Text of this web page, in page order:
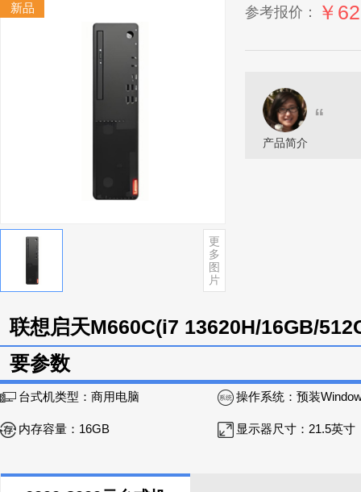
新品
更
多
图
片
参考报价： ￥
产品简介
“
联想启天M660C(i7 13620H/16GB/
要参数
台式机类型： 商用电脑 操作系统： 预装Windows 10 Home
内存容量： 16GB 显示器尺寸： 21.5英寸